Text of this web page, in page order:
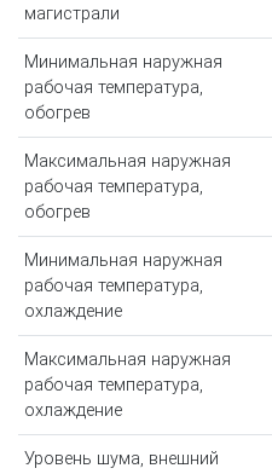
магистрали
Минимальная наружная
рабочая температура,
обогрев
Максимальная наружная
рабочая температура,
обогрев
Минимальная наружная
рабочая температура,
охлаждение
Максимальная наружная
рабочая температура,
охлаждение
Уровень шума, внешний